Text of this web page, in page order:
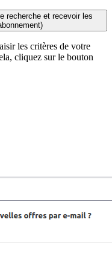
recherche et recevoir les
les critères de votre
cliquez sur le bouton